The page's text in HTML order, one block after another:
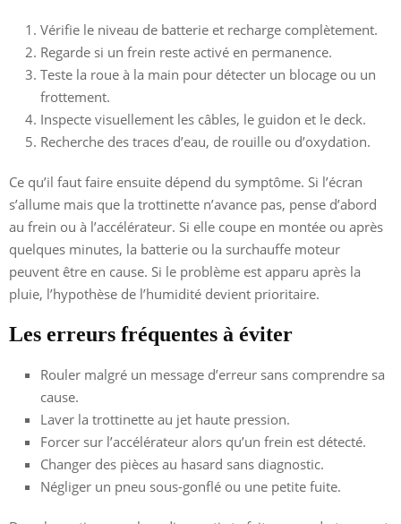
Vérifie le niveau de batterie et recharge complètement.
Regarde si un frein reste activé en permanence.
Teste la roue à la main pour détecter un blocage ou un
frottement.
Inspecte visuellement les câbles, le guidon et le deck.
Recherche des traces d’eau, de rouille ou d’oxydation.
Ce qu’il faut faire ensuite dépend du symptôme. Si l’écran
s’allume mais que la trottinette n’avance pas, pense d’abord
au frein ou à l’accélérateur. Si elle coupe en montée ou après
quelques minutes, la batterie ou la surchauffe moteur
peuvent être en cause. Si le problème est apparu après la
pluie, l’hypothèse de l’humidité devient prioritaire.
Les erreurs fréquentes à éviter
Rouler malgré un message d’erreur sans comprendre sa
cause.
Laver la trottinette au jet haute pression.
Forcer sur l’accélérateur alors qu’un frein est détecté.
Changer des pièces au hasard sans diagnostic.
Négliger un pneu sous-gonflé ou une petite fuite.